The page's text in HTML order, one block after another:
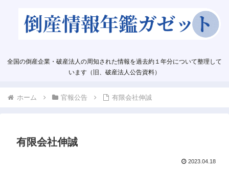
全国の倒産企業・破産法人の周知された情報を過去約１年分について整理して
います（旧、破産法人公告資料）
ホーム 官報公告 有限会社伸誠
有限会社伸誠
2023.04.18